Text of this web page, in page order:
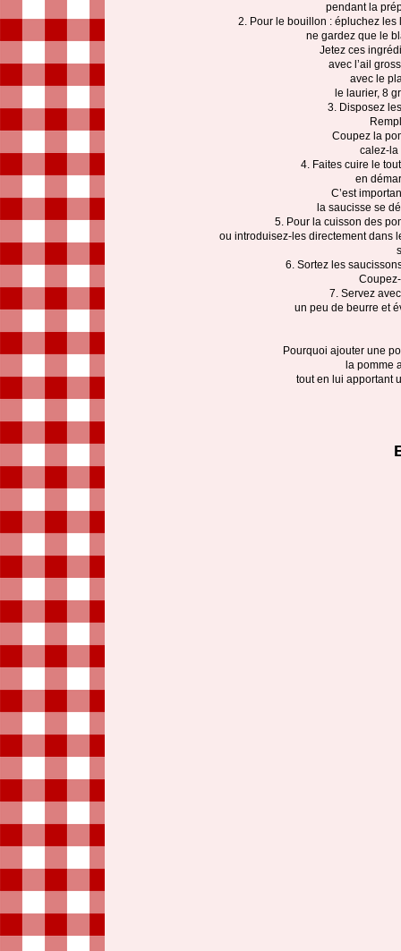
pendant la
2. Pour le bouillon : épluchez les
ne gardez que le
Jetez ces
avec l’ail
avec le
le laurier, 8
3. Disposez
Coupez la
calez-la
4. Faites cuire le
en
C’est
la saucisse se
5. Pour la cuisson des
ou introduisez-les directement dans
6. Sortez les
7. Servez
un peu de beurre et
Pourquoi ajouter une
la pomme
tout en lui apportant